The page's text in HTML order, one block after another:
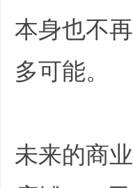
本身也不
多可能。
未来的商